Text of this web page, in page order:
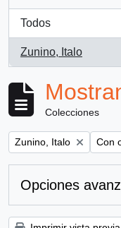
Todos
Zunino, Italo
, 1 resultados
Colecciones
Remove filter:
Zunino, Italo Con
Opciones